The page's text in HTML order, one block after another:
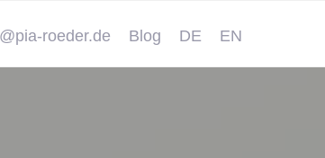
roeder.de Blog DE EN